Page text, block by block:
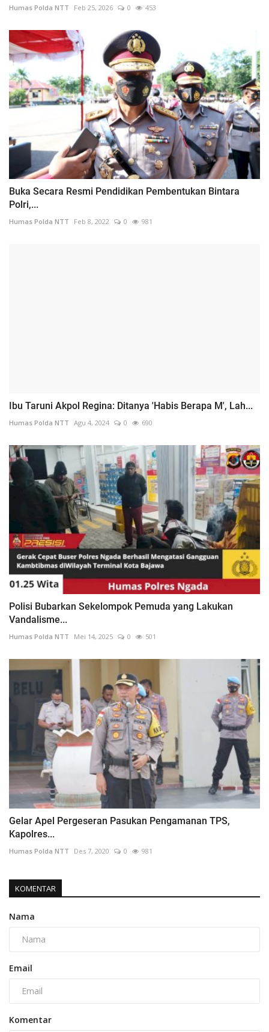
Humas Polda NTT Feb 25, 2026 0 453
Buka Secara Resmi Pendidikan Pembentukan Bintara
Polri,...
Humas Polda NTT Feb 8, 2022 0 981
Ibu Taruni Akpol Regina: Ditanya 'Habis Berapa M', Lah...
Humas Polda NTT Agu 4, 2024 0 690
Polisi Bubarkan Sekelompok Pemuda yang Lakukan
Vandalisme...
Humas Polda NTT Mei 14, 2025 0 501
Gelar Apel Pergeseran Pasukan Pengamanan TPS,
Kapolres...
Humas Polda NTT Des 7, 2020 0 981
KOMENTAR
Nama
Email
Komentar